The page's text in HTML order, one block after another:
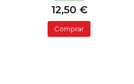
12,50 €
Comprar